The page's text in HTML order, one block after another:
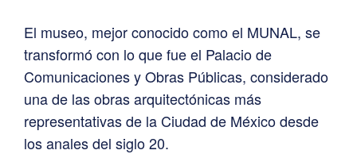
El museo, mejor conocido como el MUNAL, se
transformó con lo que fue el Palacio de
Comunicaciones y Obras Públicas, considerado
una de las obras arquitectónicas más
representativas de la Ciudad de México desde
los anales del siglo 20.